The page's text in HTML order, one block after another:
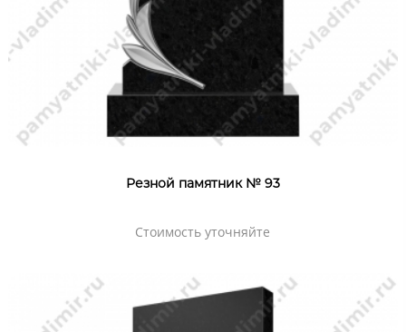
Резной памятник № 93
Стоимость уточняйте